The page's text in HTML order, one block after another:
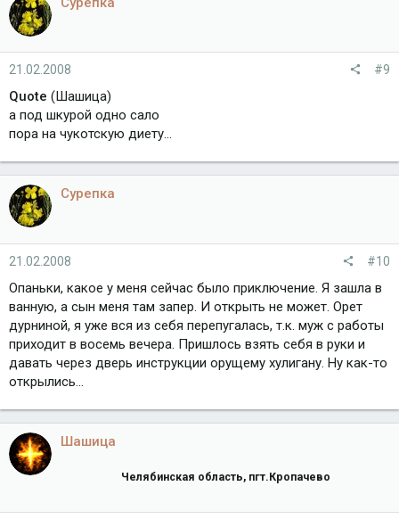
21.02.2008 #9
Quote (Шашица)
а под шкурой одно сало
пора на чукотскую диету...
Сурепка
21.02.2008 #10
Опаньки, какое у меня сейчас было приключение. Я зашла в
ванную, а сын меня там запер. И открыть не может. Орет
дурниной, я уже вся из себя перепугалась, т.к. муж с работы
приходит в восемь вечера. Пришлось взять себя в руки и
давать через дверь инструкции орущему хулигану. Ну как-то
открылись...
Шашица
Челябинская область, пгт.Кропачево